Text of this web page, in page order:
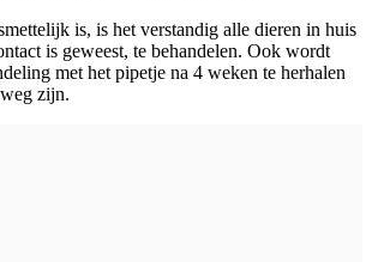
is, is het verstandig alle dieren in huis
is geweest, te behandelen. Ook wordt
met het pipetje na 4 weken te herhalen
zijn.